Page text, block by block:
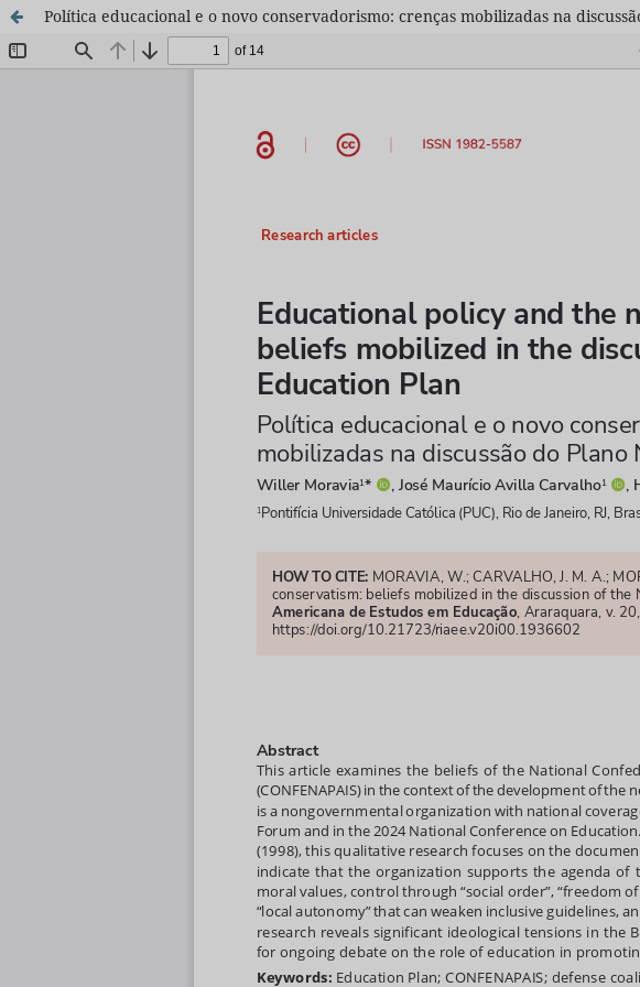
Política educacional e o novo conservadorismo: crenças mobilizadas na